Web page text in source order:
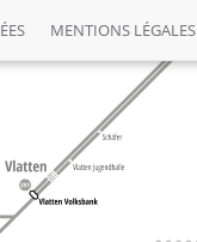
MENTIONS LÉGALES